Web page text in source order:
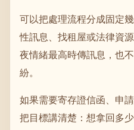
可以把處理流程分成固定
性訊息、找租屋或法律資
夜情緒最高時傳訊息，也
紛。
如果需要寄存證信函、申
把目標講清楚：想拿回多